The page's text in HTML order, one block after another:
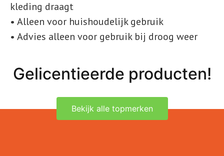
kleding draagt
• Alleen voor huishoudelijk gebruik
• Advies alleen voor gebruik bij droog weer
Gelicentieerde producten!
Bekijk alle topmerken